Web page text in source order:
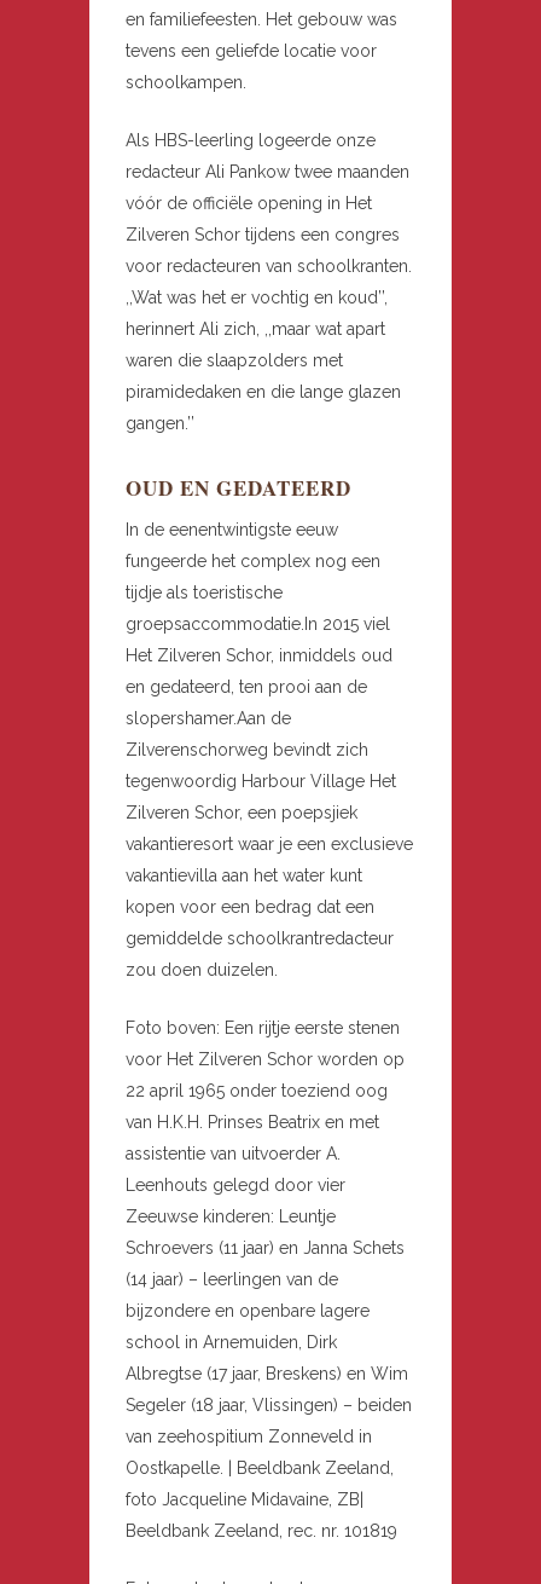
en familiefeesten. Het gebouw was
tevens een geliefde locatie voor
schoolkampen.
Als HBS-leerling logeerde onze
redacteur Ali Pankow twee maanden
vóór de officiële opening in Het
Zilveren Schor tijdens een congres
voor redacteuren van schoolkranten.
,,Wat was het er vochtig en koud’’,
herinnert Ali zich, ,,maar wat apart
waren die slaapzolders met
piramidedaken en die lange glazen
gangen.’’
OUD EN GEDATEERD
In de eenentwintigste eeuw
fungeerde het complex nog een
tijdje als toeristische
groepsaccommodatie.In 2015 viel
Het Zilveren Schor, inmiddels oud
en gedateerd, ten prooi aan de
slopershamer.Aan de
Zilverenschorweg bevindt zich
tegenwoordig Harbour Village Het
Zilveren Schor, een poepsjiek
vakantieresort waar je een exclusieve
vakantievilla aan het water kunt
kopen voor een bedrag dat een
gemiddelde schoolkrantredacteur
zou doen duizelen.
Foto boven: Een rijtje eerste stenen
voor Het Zilveren Schor worden op
22 april 1965 onder toeziend oog
van H.K.H. Prinses Beatrix en met
assistentie van uitvoerder A.
Leenhouts gelegd door vier
Zeeuwse kinderen: Leuntje
Schroevers (11 jaar) en Janna Schets
(14 jaar) – leerlingen van de
bijzondere en openbare lagere
school in Arnemuiden, Dirk
Albregtse (17 jaar, Breskens) en Wim
Segeler (18 jaar, Vlissingen) – beiden
van zeehospitium Zonneveld in
Oostkapelle. | Beeldbank Zeeland,
foto Jacqueline Midavaine, ZB|
Beeldbank Zeeland, rec. nr. 101819